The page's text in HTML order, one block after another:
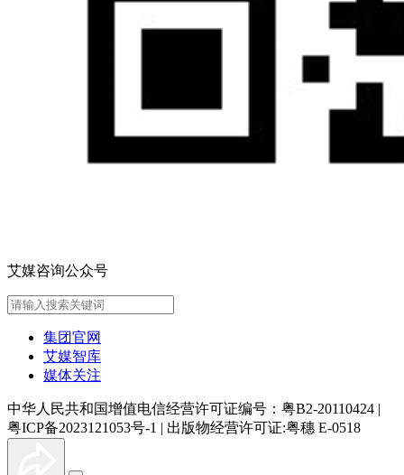
艾媒咨询公众号
集团官网
艾媒智库
媒体关注
中华人民共和国增值电信经营许可证编号：粤B2-20110424 |
粤ICP备2023121053号-1 | 出版物经营许可证:粤穗 E-0518